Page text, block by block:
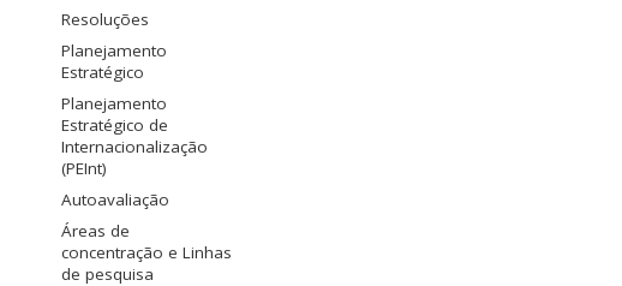
Resoluções
Planejamento
Estratégico
Planejamento
Estratégico de
Internacionalização
(PEInt)
Autoavaliação
Áreas de
concentração e Linhas
de pesquisa